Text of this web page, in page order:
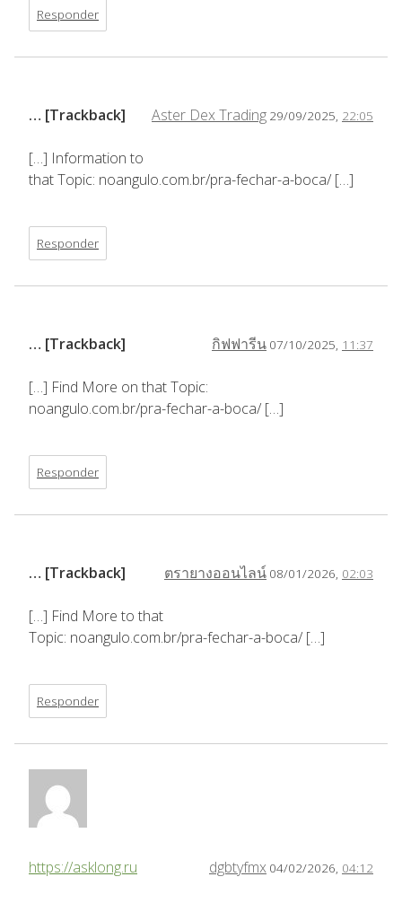
Responder
Aster Dex Trading 29/09/2025, 22:05
… [Trackback]
[…] Information to
that Topic: noangulo.com.br/pra-fechar-a-boca/ […]
Responder
กิฟฟารีน 07/10/2025, 11:37
… [Trackback]
[…] Find More on that Topic:
noangulo.com.br/pra-fechar-a-boca/ […]
Responder
ตรายางออนไลน์ 08/01/2026, 02:03
… [Trackback]
[…] Find More to that
Topic: noangulo.com.br/pra-fechar-a-boca/ […]
Responder
dgbtyfmx 04/02/2026, 04:12
https://asklong.ru